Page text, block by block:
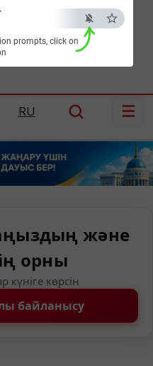
prompts, click on
Шымкент:30°C
RU ☰
және
орны
күніге көрсін
байланысу